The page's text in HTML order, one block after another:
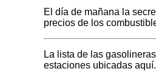
El día de mañana la
precios de los
La lista de las
estaciones ubicadas aquí.